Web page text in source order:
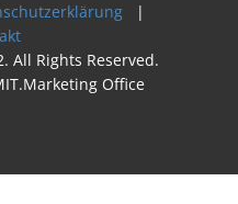
|
All Rights Reserved.
Office